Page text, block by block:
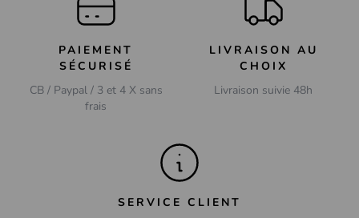
PAIEMENT
SÉCURISÉ
CB / Paypal / 3 et 4 X sans
frais
LIVRAISON AU
CHOIX
Livraison suivie 48h
SERVICE CLIENT